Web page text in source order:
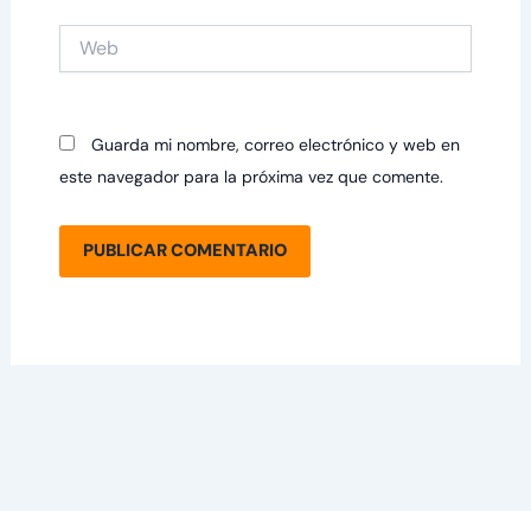
Guarda mi nombre, correo electrónico y web en
este navegador para la próxima vez que comente.